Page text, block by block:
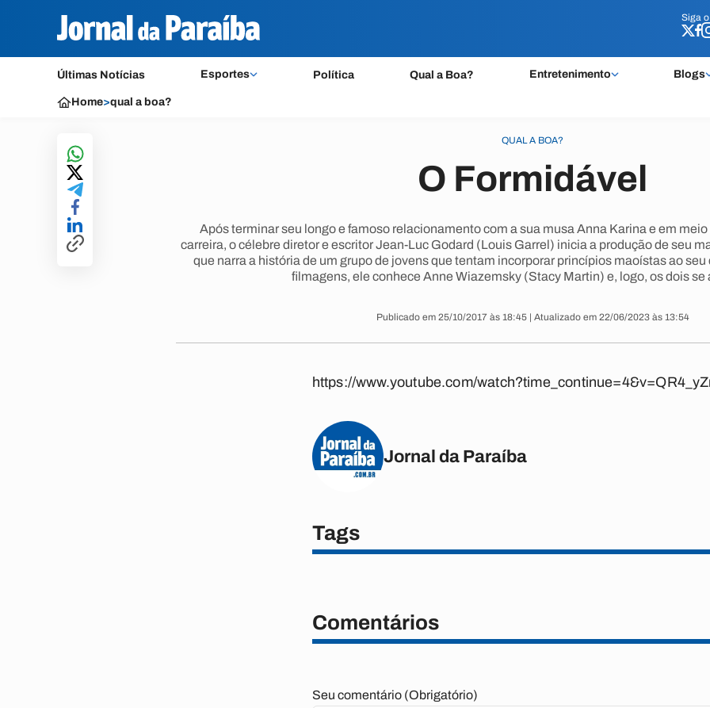
Siga o
Últimas Notícias Esportes Política Qual a Boa? Entretenimento Blogs
Siga o
Home>qual a boa?
QUAL A BOA?
O Formidável
Após terminar seu longo e famoso relacionamento com a sua musa Anna Karina e em
carreira, o célebre diretor e escritor Jean-Luc Godard (Louis Garrel) inicia a produção de seu
que narra a história de um grupo de jovens que tentam incorporar princípios maoístas ao
filmagens, ele conhece Anne Wiazemsky (Stacy Martin) e, logo, os dois se
Publicado em 25/10/2017 às 18:45 | Atualizado em 22/06/2023 às 13:54
https://www.youtube.com/
Jornal da Paraíba
Tags
Comentários
Seu comentário (Obrigatório)